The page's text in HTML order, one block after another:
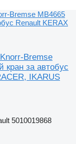
Bremse
кран за автобус
IKARUS
5010019868